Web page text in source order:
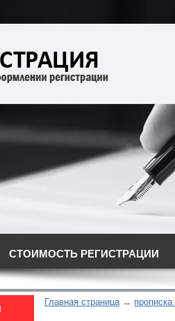
СТОИМОСТЬ РЕГИСТРАЦИИ
Главная страница